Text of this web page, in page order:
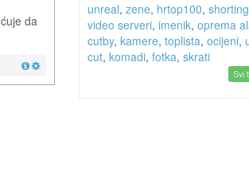
da
unreal, zene, hrtop100, shorting
video serveri, imenik, oprema
cutby, kamere, toplista, ocijeni,
cut, komadi, fotka, skrati
Svi